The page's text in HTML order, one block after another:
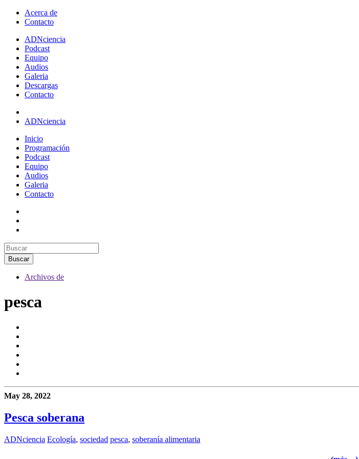
Acerca de
Contacto
ADNciencia
Podcast
Equipo
Audios
Galeria
Descargas
Contacto
ADNciencia
Inicio
Programación
Podcast
Equipo
Audios
Galeria
Contacto
Archivos de
pesca
May 28, 2022
Pesca soberana
ADNciencia Ecología, sociedad pesca, soberanía alimentaria